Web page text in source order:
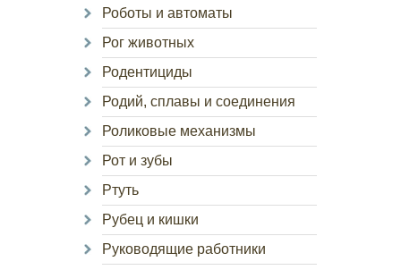
Роботы и автоматы
Рог животных
Родентициды
Родий, сплавы и соединения
Роликовые механизмы
Рот и зубы
Ртуть
Рубец и кишки
Руководящие работники